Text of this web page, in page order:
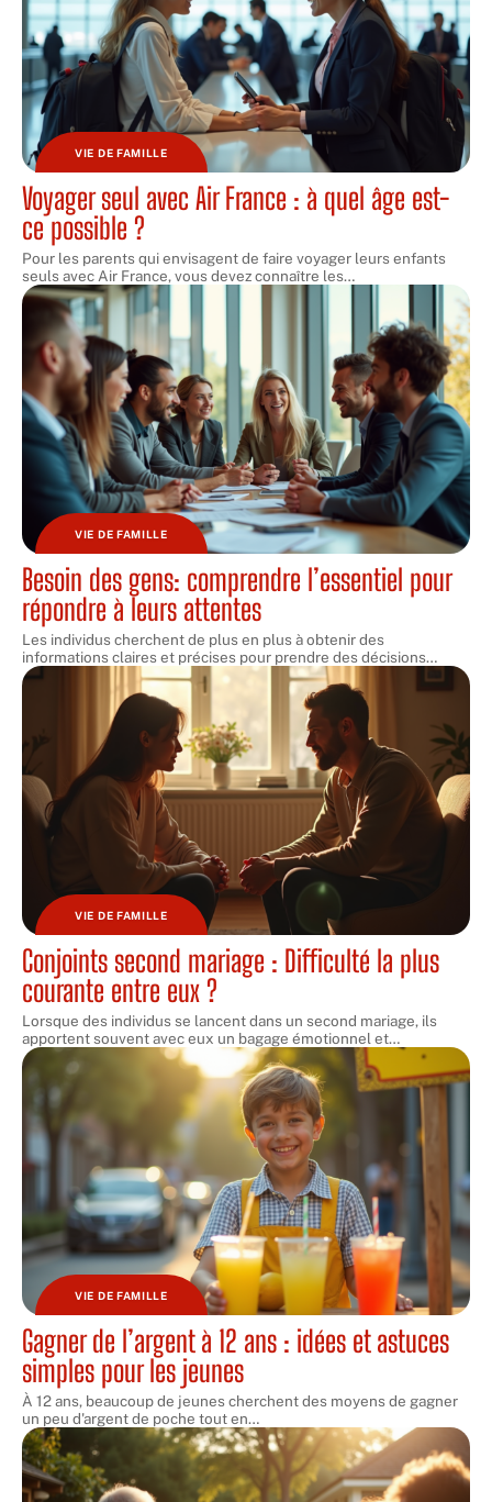
VIE DE FAMILLE
Voyager seul avec Air France : à quel âge est-
ce possible ?
Pour les parents qui envisagent de faire voyager leurs enfants
seuls avec Air France, vous devez connaître les…
VIE DE FAMILLE
Besoin des gens: comprendre l’essentiel pour
répondre à leurs attentes
Les individus cherchent de plus en plus à obtenir des
informations claires et précises pour prendre des décisions…
VIE DE FAMILLE
Conjoints second mariage : Difficulté la plus
courante entre eux ?
Lorsque des individus se lancent dans un second mariage, ils
apportent souvent avec eux un bagage émotionnel et…
VIE DE FAMILLE
Gagner de l’argent à 12 ans : idées et astuces
simples pour les jeunes
À 12 ans, beaucoup de jeunes cherchent des moyens de gagner
un peu d'argent de poche tout en…